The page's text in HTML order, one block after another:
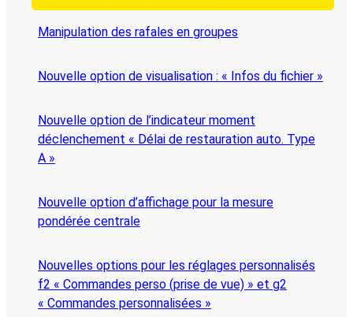
Manipulation des rafales en groupes
Nouvelle option de visualisation : « Infos du fichier »
Nouvelle option de l’indicateur moment
déclenchement « Délai de restauration auto. Type
A »
Nouvelle option d’affichage pour la mesure
pondérée centrale
Nouvelles options pour les réglages personnalisés
f2 « Commandes perso (prise de vue) » et g2
« Commandes personnalisées »